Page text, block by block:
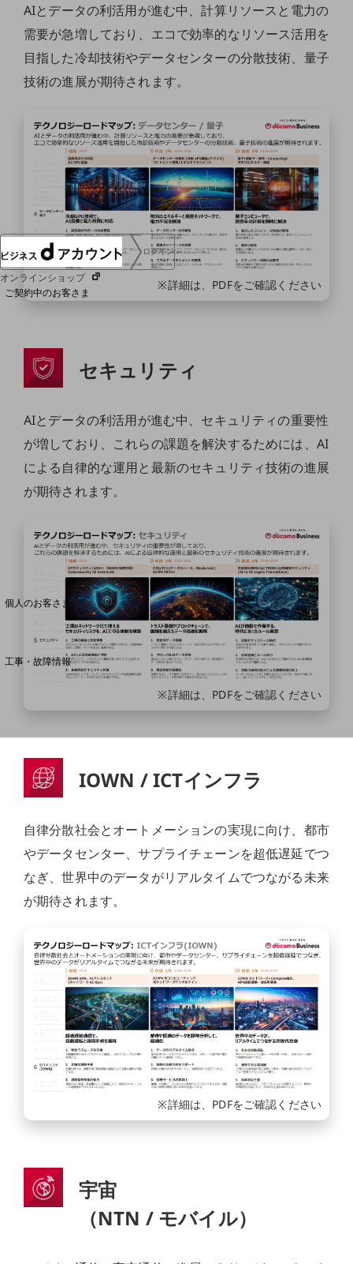
経験者採用
人材育成制度
広告・協賛
NTTドコモグループ
ログイン
オンラインショップ
ご契約中のお客さま
Web明細(ビリングステーション)
料金分析(ご利用料金管理サービス)
Web明細(My docomo)
個人のお客さま
OCNなど
工事・故障情報
お客さまサポートサイト
AIとデータの利活用が進む中、計算リソースと電力の
需要が急増しており、エコで効率的なリソース活用を
目指した冷却技術やデータセンターの分散技術、量子
技術の進展が期待されます。
※詳細は、PDFをご確認ください
セキュリティ
AIとデータの利活用が進む中、セキュリティの重要性
が増しており、これらの課題を解決するためには、AI
による自律的な運用と最新のセキュリティ技術の進展
が期待されます。
※詳細は、PDFをご確認ください
IOWN / ICTインフラ
自律分散社会とオートメーションの実現に向け、都市
やデータセンター、サプライチェーンを超低遅延でつ
なぎ、世界中のデータがリアルタイムでつながる未来
が期待されます。
※詳細は、PDFをご確認ください
宇宙
（NTN / モバイル）